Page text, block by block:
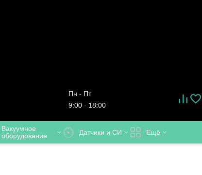
Пн - Пт
9:00 - 18:00
Вакуумное
оборудование
Датчики и СИ Ещё